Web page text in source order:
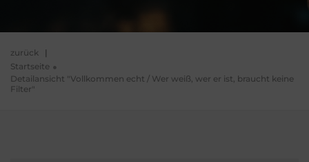
zurück |
Startseite
Detailansicht "Vollkommen echt / Wer weiß, wer er ist, braucht keine
Filter"